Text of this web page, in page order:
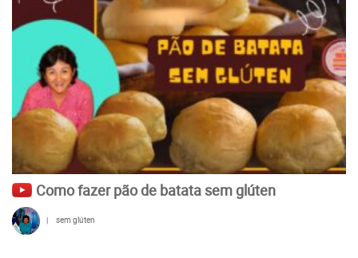
Como fazer pão de batata sem glúten
| sem glúten